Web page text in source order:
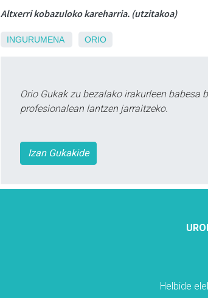
Altxerri kobazuloko kareharria. (utzitakoa)
INGURUMENA ORIO
Orio Gukak zu bezalako irakurleen
profesionalean lantzen jarraitzeko.
Izan Gukakide
Helbide